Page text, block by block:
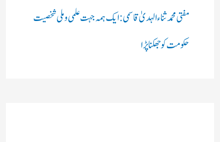
مفتی محمد ثناء الہدیٰ قاسمی: ایک ہمہ جہت علمی و ملی شخصیت
حکومت کو جھکنا پڑا